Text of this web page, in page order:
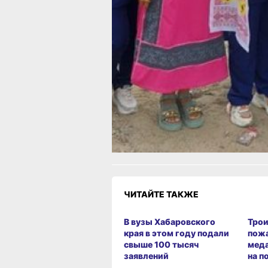
ходит теплоход «Здоровье», а в
выезжают 13 краевых медицинских
В ТЕМУ:
Юные спасатели соревнуются в селе
Хабаровского района
Читайте нас в соцсетях:
ВКонтакте
Одноклассники,
Телеграмили
МАКС
Как вам материал?
Огонь!
Супер Удивило
Злость
Разочарование
ЧИТАЙТЕ ТАКЖЕ
В вузы Хабаровского
края в этом году подали
свыше 100 тысяч
заявлений
на